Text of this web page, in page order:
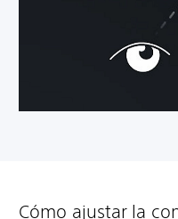
Cómo ajustar la